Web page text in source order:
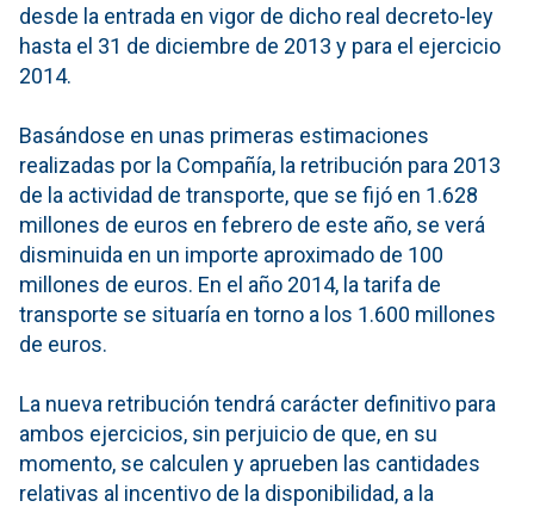
desde la entrada en vigor de dicho real decreto-ley
hasta el 31 de diciembre de 2013 y para el ejercicio
2014.
Basándose en unas primeras estimaciones
realizadas por la Compañía, la retribución para 2013
de la actividad de transporte, que se fijó en 1.628
millones de euros en febrero de este año, se verá
disminuida en un importe aproximado de 100
millones de euros. En el año 2014, la tarifa de
transporte se situaría en torno a los 1.600 millones
de euros.
La nueva retribución tendrá carácter definitivo para
ambos ejercicios, sin perjuicio de que, en su
momento, se calculen y aprueben las cantidades
relativas al incentivo de la disponibilidad, a la